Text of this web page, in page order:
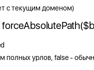
с текущим доменом)
полных урлов, false -